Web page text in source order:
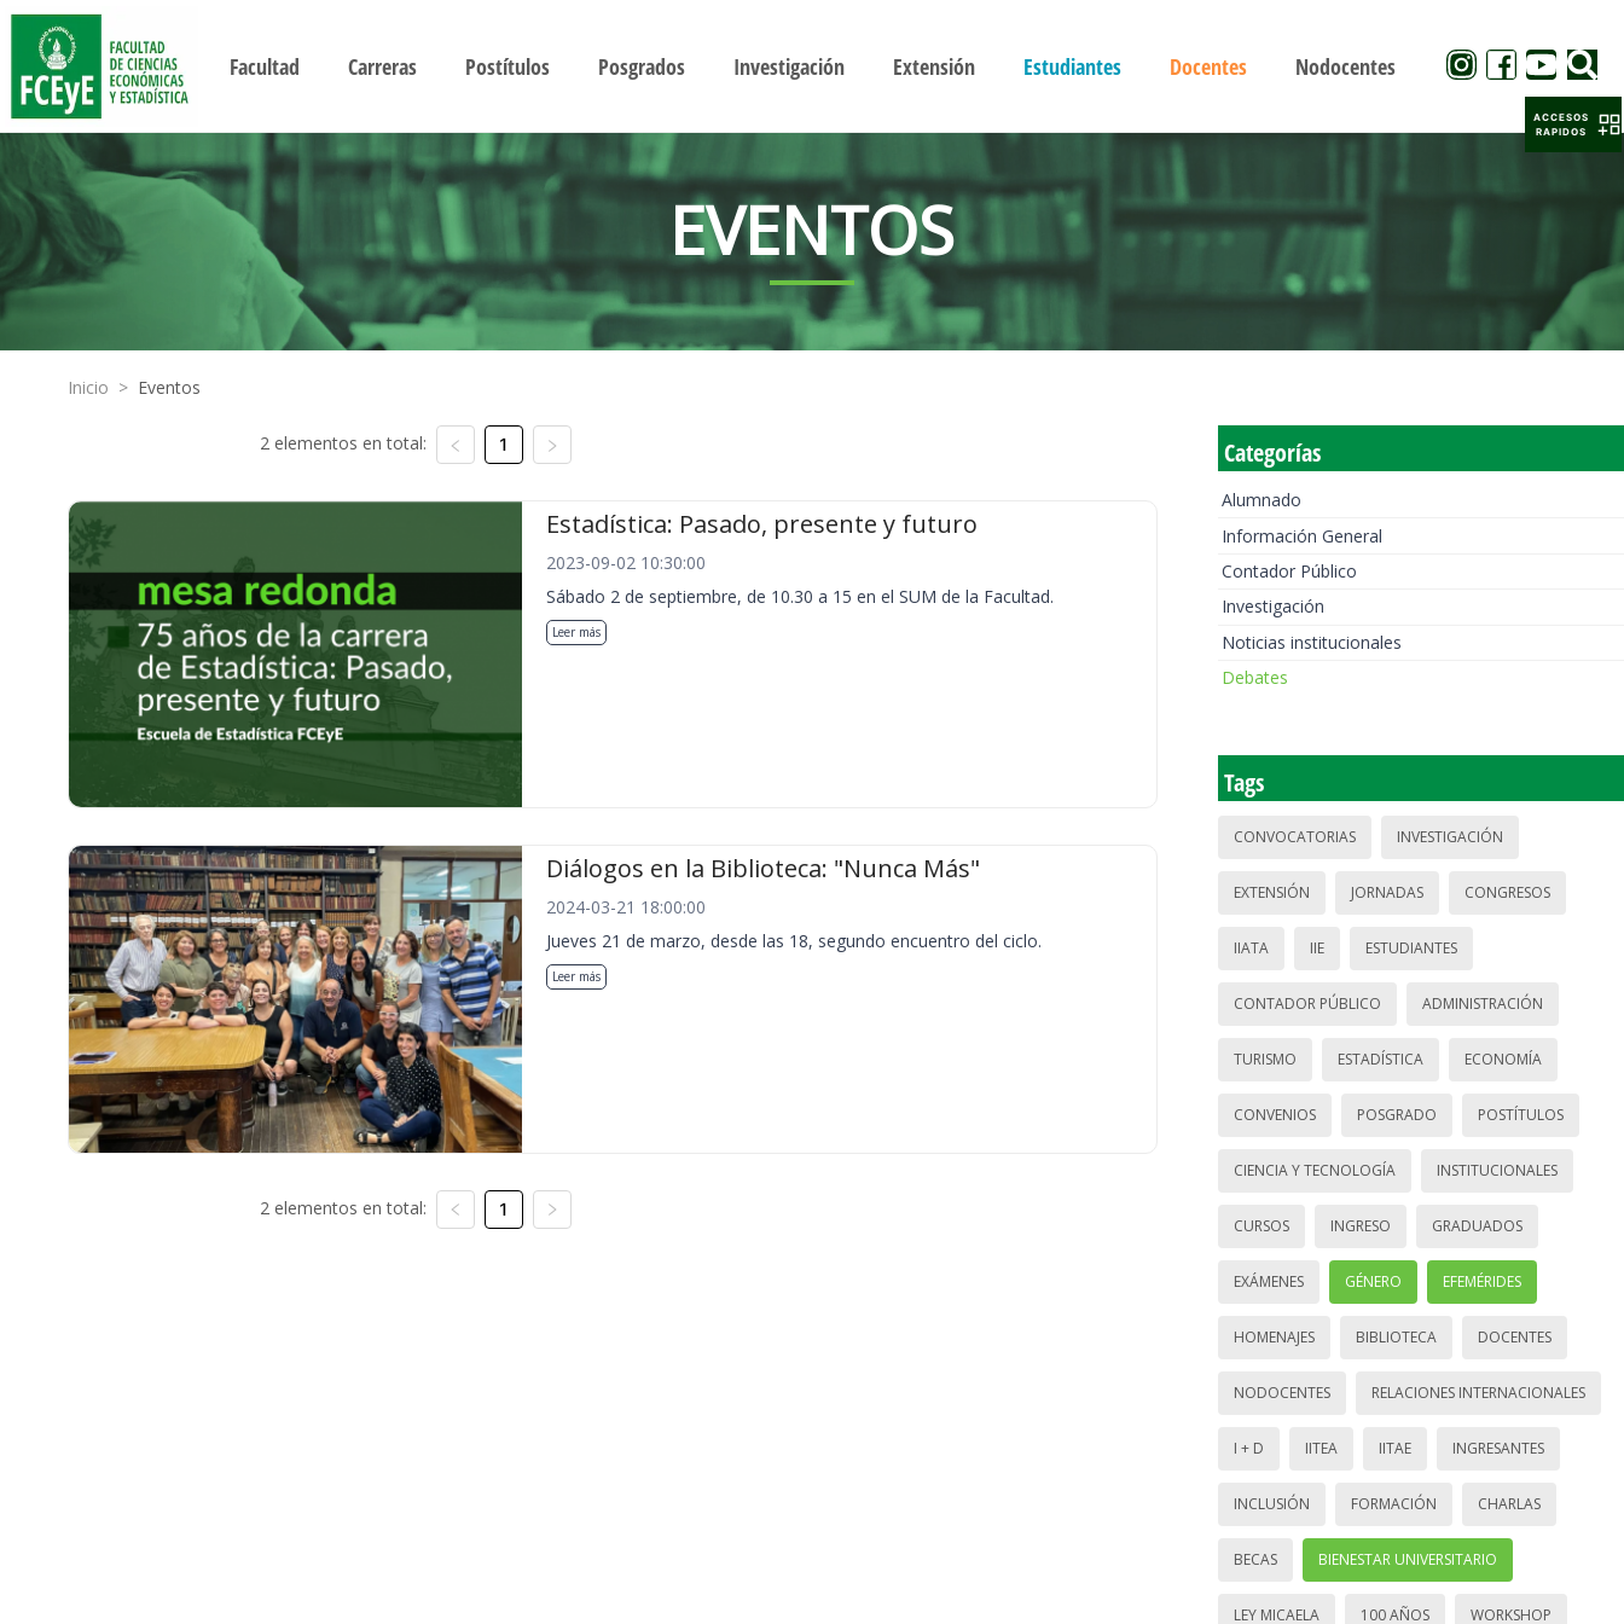
Facultad Carreras Postítulos Posgrados Investigación Extensión Estudiantes Docentes Nodocentes
EVENTOS
Inicio > Eventos
2 elementos en total: 1
Estadística: Pasado, presente y futuro
2023-09-02 10:30:00
Sábado 2 de septiembre, de 10.30 a 15 en el SUM de la Facultad.
Leer más
Diálogos en la Biblioteca: "Nunca Más"
2024-03-21 18:00:00
Jueves 21 de marzo, desde las 18, segundo encuentro del ciclo.
Leer más
2 elementos en total: 1
Categorías
Alumnado
Información General
Contador Público
Investigación
Noticias institucionales
Debates
Tags
CONVOCATORIAS INVESTIGACIÓN
EXTENSIÓN JORNADAS CONGRESOS
IIATA IIE ESTUDIANTES
CONTADOR PÚBLICO ADMINISTRACIÓN
TURISMO ESTADÍSTICA ECONOMÍA
CONVENIOS POSGRADO POSTÍTULOS
CIENCIA Y TECNOLOGÍA INSTITUCIONALES
CURSOS INGRESO GRADUADOS
EXÁMENES GÉNERO EFEMÉRIDES
HOMENAJES BIBLIOTECA DOCENTES
NODOCENTES RELACIONES INTERNACIONALES
I + D IITEA IITAE INGRESANTES
INCLUSIÓN FORMACIÓN CHARLAS
BECAS BIENESTAR UNIVERSITARIO
LEY MICAELA 100 AÑOS WORKSHOP
ACCESOS
RAPIDOS